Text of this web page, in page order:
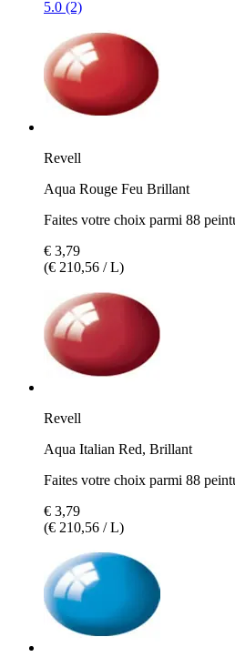
5.0 (2)
Revell
Aqua Rouge Feu Brillant
Faites votre choix parmi 88
€ 3,79
(€ 210,56 / L)
Revell
Aqua Italian Red, Brillant
Faites votre choix parmi 88
€ 3,79
(€ 210,56 / L)